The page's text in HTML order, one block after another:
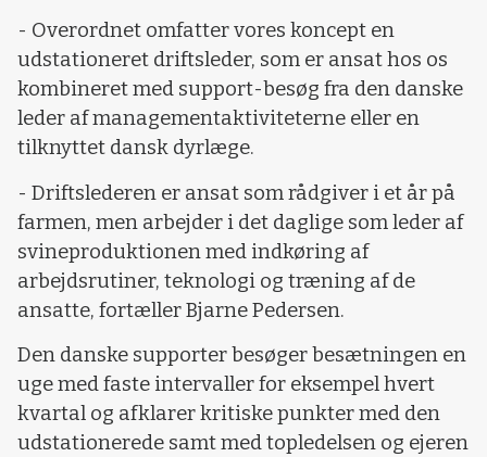
- Overordnet omfatter vores koncept en
udstationeret driftsleder, som er ansat hos os
kombineret med support-besøg fra den danske
leder af managementaktiviteterne eller en
tilknyttet dansk dyrlæge.
- Driftslederen er ansat som rådgiver i et år på
farmen, men arbejder i det daglige som leder af
svineproduktionen med indkøring af
arbejdsrutiner, teknologi og træning af de
ansatte, fortæller Bjarne Pedersen.
Den danske supporter besøger besætningen en
uge med faste intervaller for eksempel hvert
kvartal og afklarer kritiske punkter med den
udstationerede samt med topledelsen og ejeren